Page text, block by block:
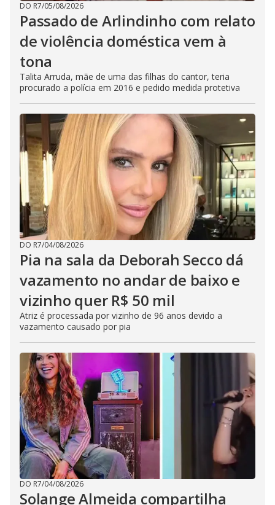
DO R7/05/08/2026
Passado de Arlindinho com relato
de violência doméstica vem à
tona
Talita Arruda, mãe de uma das filhas do cantor, teria
procurado a polícia em 2016 e pedido medida protetiva
DO R7/04/08/2026
Pia na sala da Deborah Secco dá
vazamento no andar de baixo e
vizinho quer R$ 50 mil
Atriz é processada por vizinho de 96 anos devido a
vazamento causado por pia
DO R7/04/08/2026
Solange Almeida compartilha